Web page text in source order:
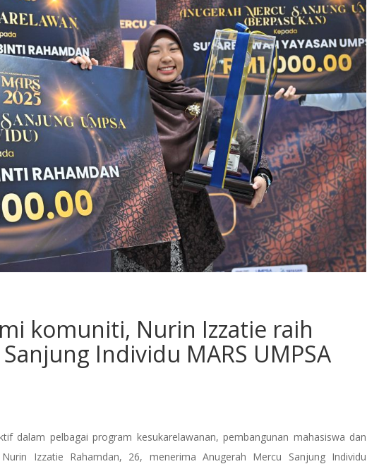
komuniti, Nurin Izzatie raih
Individu MARS UMPSA
dalam pelbagai program kesukarelawanan, pembangunan mahasiswa dan
Izzatie Rahamdan, 26, menerima Anugerah Mercu Sanjung Individu